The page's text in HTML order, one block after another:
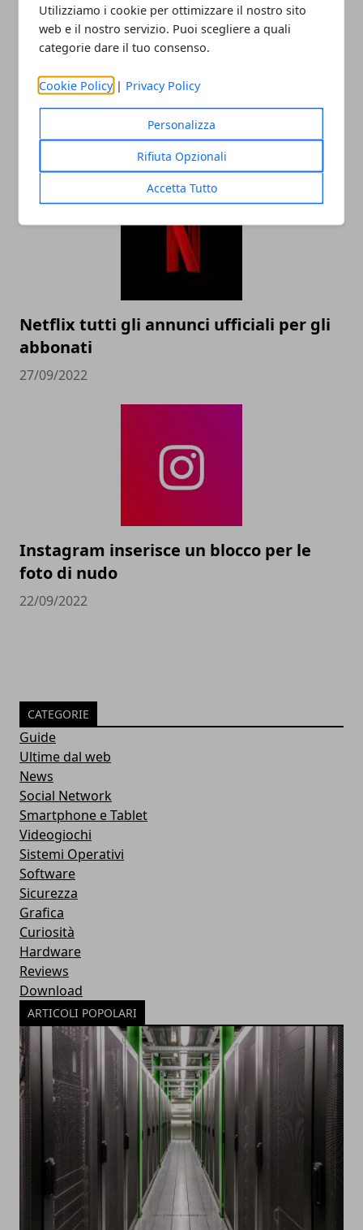
Utilizziamo i cookie per ottimizzare il nostro sito
web e il nostro servizio. Puoi scegliere a quali
categorie dare il tuo consenso.
Cookie Policy | Privacy Policy
Personalizza
Rifiuta Opzionali
Accetta Tutto
Come usare Instagram per promuovere
la tua attività online?
Netflix tutti gli annunci ufficiali per gli
abbonati
27/09/2022
Instagram inserisce un blocco per le
foto di nudo
22/09/2022
CATEGORIE
Guide
Ultime dal web
News
Social Network
Smartphone e Tablet
Videogiochi
Sistemi Operativi
Software
Sicurezza
Grafica
Curiosità
Hardware
Reviews
Download
ARTICOLI POPOLARI